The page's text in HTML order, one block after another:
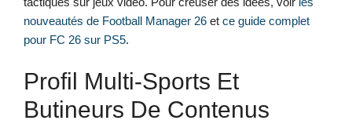
nouveautés de Football Manager 26 et ce guide complet
pour FC 26 sur PS5.
Profil Multi-Sports Et
Butineurs De Contenus